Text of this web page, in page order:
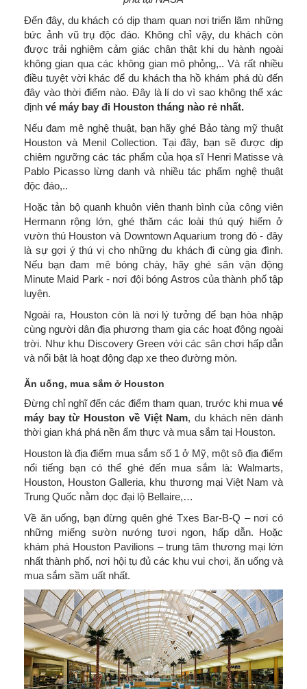
Đến đây, du khách có dịp tham quan nơi triển lãm những
bức ảnh vũ trụ độc đáo. Không chỉ vậy, du khách còn
được trải nghiệm cảm giác chân thật khi du hành ngoài
không gian qua các không gian mô phỏng,.. Và rất nhiều
điều tuyệt vời khác để du khách tha hồ khám phá dù đến
đây vào thời điểm nào. Đây là lí do vì sao không thể xác
định vé máy bay đi Houston tháng nào rẻ nhất.
Nếu đam mê nghệ thuật, bạn hãy ghé Bảo tàng mỹ thuật
Houston và Menil Collection. Tại đây, bạn sẽ được dịp
chiêm ngưỡng các tác phẩm của họa sĩ Henri Matisse và
Pablo Picasso lừng danh và nhiều tác phẩm nghệ thuật
độc đáo,..
Hoặc tản bộ quanh khuôn viên thanh bình của công viên
Hermann rộng lớn, ghé thăm các loài thú quý hiếm ở
vườn thú Houston và Downtown Aquarium trong đó - đây
là sự gợi ý thú vị cho những du khách đi cùng gia đình.
Nếu bạn đam mê bóng chày, hãy ghé sân vận động
Minute Maid Park - nơi đội bóng Astros của thành phố tập
luyện.
Ngoài ra, Houston còn là nơi lý tưởng để bạn hòa nhập
cùng người dân địa phương tham gia các hoạt động ngoài
trời. Như khu Discovery Green với các sân chơi hấp dẫn
và nổi bật là hoạt động đạp xe theo đường mòn.
Ăn uống, mua sắm ở Houston
Đừng chỉ nghĩ đến các điểm tham quan, trước khi mua vé
máy bay từ Houston về Việt Nam, du khách nên dành
thời gian khá phá nền ẩm thực và mua sắm tại Houston.
Houston là địa điểm mua sắm số 1 ở Mỹ, một sô địa điểm
nổi tiếng bạn có thể ghé đến mua sắm là: Walmarts,
Houston, Houston Galleria, khu thương mại Việt Nam và
Trung Quốc nằm dọc đại lộ Bellaire,…
Về ăn uống, bạn đừng quên ghé Txes Bar-B-Q – nơi có
những miếng sườn nướng tươi ngon, hấp dẫn. Hoặc
khám phá Houston Pavilions – trung tâm thương mại lớn
nhất thành phố, nơi hội tụ đủ các khu vui chơi, ăn uống và
mua sắm sầm uất nhất.